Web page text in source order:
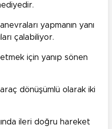
yapmanın yanı
çalabiliyor.
için yanıp sönen
dönüşümlü olarak iki
ileri doğru hareket